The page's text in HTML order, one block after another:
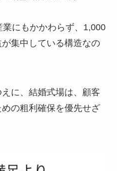
にもかかわらず、1,000
集中している構造なの
に、結婚式場は、顧客
の粗利確保を優先せざ